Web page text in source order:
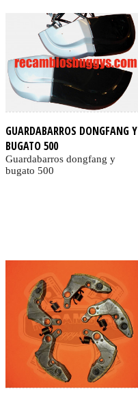
GUARDABARROS DONGFANG Y
BUGATO 500
Guardabarros dongfang y
bugato 500